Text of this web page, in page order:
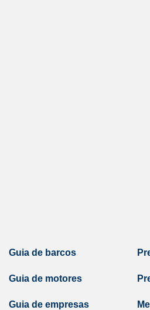
Guia de barcos
Guia de motores
Guia de empresas